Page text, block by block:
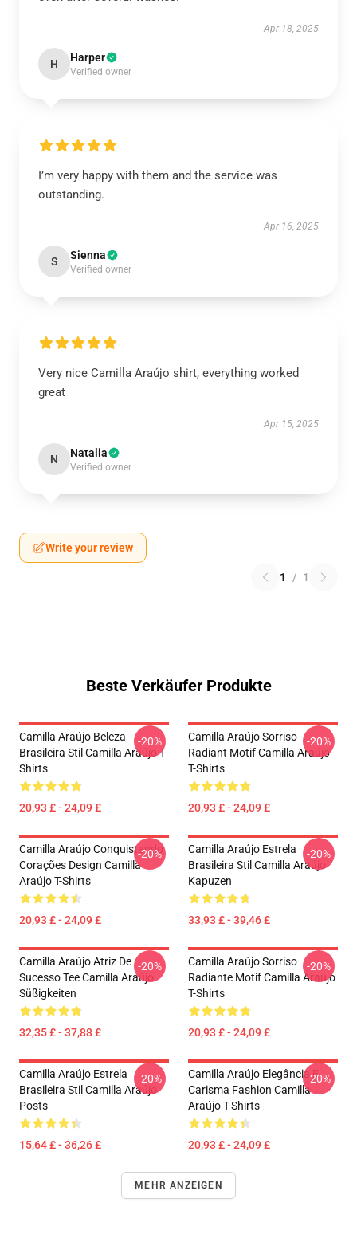
Apr 18, 2025
H Harper
Verified owner
I’m very happy with them and the service was
outstanding.
Apr 16, 2025
S Sienna
Verified owner
Very nice Camilla Araújo shirt, everything worked
great
Apr 15, 2025
N Natalia
Verified owner
Write your review
1 / 1
Beste Verkäufer Produkte
Camilla Araújo Beleza
Brasileira Stil Camilla Araújo T-
Shirts
20,93 £ - 24,09 £
-20%
Camilla Araújo Sorriso
Radiant Motif Camilla Araújo
T-Shirts
20,93 £ - 24,09 £
-20%
Camilla Araújo Conquistando
Corações Design Camilla
Araújo T-Shirts
20,93 £ - 24,09 £
-20%
Camilla Araújo Estrela
Brasileira Stil Camilla Araújo
Kapuzen
33,93 £ - 39,46 £
-20%
Camilla Araújo Atriz De
Sucesso Tee Camilla Araújo
Süßigkeiten
32,35 £ - 37,88 £
-20%
Camilla Araújo Sorriso
Radiante Motif Camilla Araújo
T-Shirts
20,93 £ - 24,09 £
-20%
Camilla Araújo Estrela
Brasileira Stil Camilla Araújo
Posts
15,64 £ - 36,26 £
-20%
Camilla Araújo Elegância E
Carisma Fashion Camilla
Araújo T-Shirts
20,93 £ - 24,09 £
-20%
MEHR ANZEIGEN